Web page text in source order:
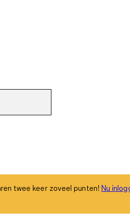
twee keer zoveel punten! Nu